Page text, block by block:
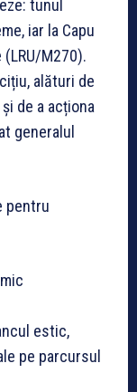
tunul
iar la Capu
M270).
alături de
de a acționa
generalul
estic,
pe parcursul